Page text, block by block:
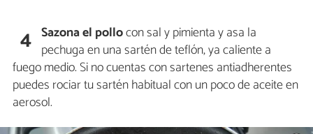
4 Sazona el pollocon sal y pimienta y asa la
pechuga en una sartén de teflón, ya caliente a
fuego medio. Si no cuentas con sartenes antiadherentes
puedes rociar tu sartén habitual con un poco de aceite en
aerosol.